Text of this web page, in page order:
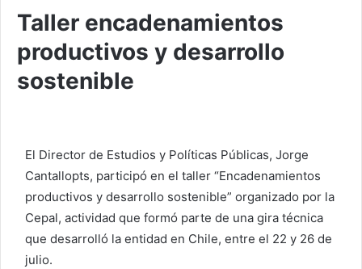
Taller encadenamientos
productivos y desarrollo
sostenible
El Director de Estudios y Políticas Públicas, Jorge
Cantallopts, participó en el taller “Encadenamientos
productivos y desarrollo sostenible” organizado por la
Cepal, actividad que formó parte de una gira técnica
que desarrolló la entidad en Chile, entre el 22 y 26 de
julio.